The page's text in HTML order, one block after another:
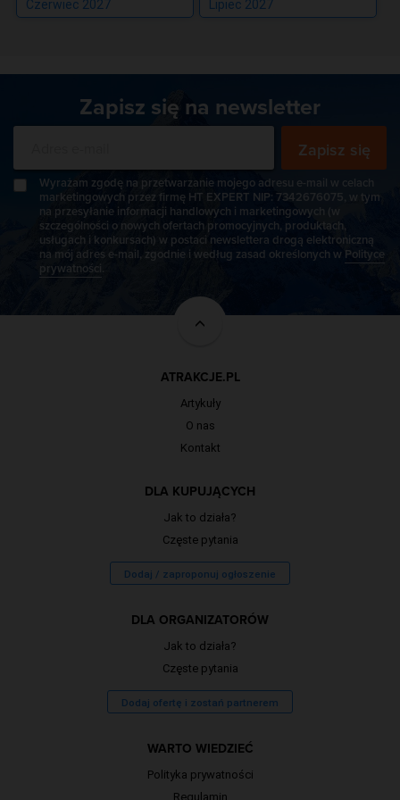
Czerwiec 2027 Lipiec 2027
Zapisz się na newsletter
Zapisz się
Wyrażam zgodę na przetwarzanie mojego adresu e-mail w celach
marketingowych przez firmę HT EXPERT NIP: 7342676075, w tym
na przesyłanie informacji handlowych i marketingowych (w
szczególności o nowych ofertach promocyjnych, produktach,
usługach i konkursach) w postaci newslettera drogą elektroniczną
na mój adres e-mail, zgodnie i według zasad określonych w Polityce
prywatności.
ATRAKCJE.PL
Artykuły
O nas
Kontakt
DLA KUPUJĄCYCH
Jak to działa?
Częste pytania
Dodaj / zaproponuj ogłoszenie
DLA ORGANIZATORÓW
Jak to działa?
Częste pytania
Dodaj ofertę i zostań partnerem
WARTO WIEDZIEĆ
Polityka prywatności
Regulamin